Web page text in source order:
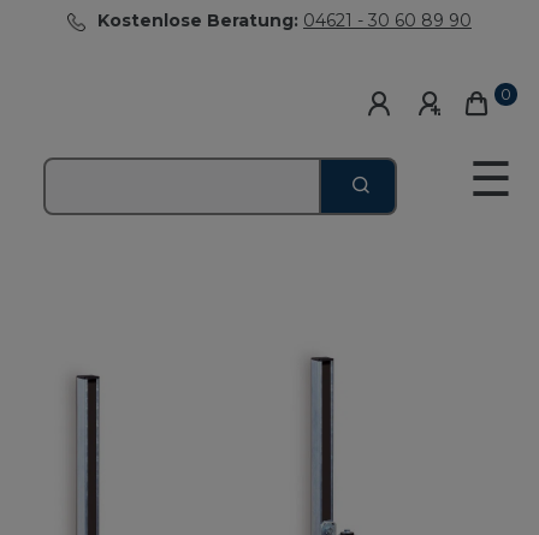
Kostenlose Beratung: 04621 - 30 60 89 90
0
☰